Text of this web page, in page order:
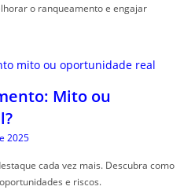
o ranqueamento e engajar
Mito ou
2025
cada vez mais. Descubra como
e riscos.